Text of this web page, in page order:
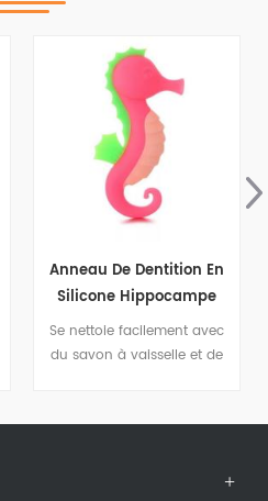
Anneau De Dentition En
Silicone Hippocampe
Pour Bébé, Jouet
Confortable, Soins
Se nettoie facilement avec
du savon à vaisselle et de